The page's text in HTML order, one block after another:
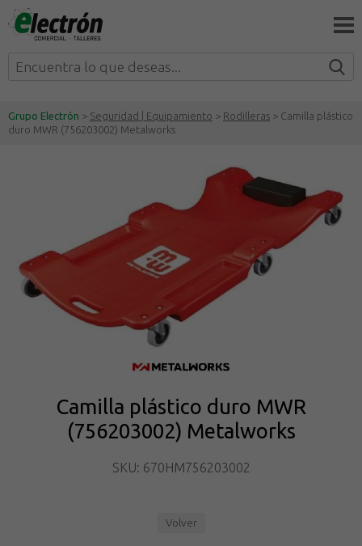
Grupo Electrón > Seguridad | Equipamiento > Rodilleras > Camilla plástico
duro MWR (756203002) Metalworks
Camilla plástico duro MWR
(756203002) Metalworks
SKU: 670HM756203002
Volver